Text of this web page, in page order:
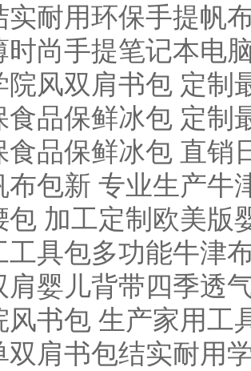
实耐用环保手提帆
时尚手提笔记本电
院风双肩书包 定制
食品保鲜冰包 定制
食品保鲜冰包 直销
布包新 专业生产牛
包 加工定制欧美版
工具包多功能牛津
肩婴儿背带四季透
风书包 生产家用工
双肩书包结实耐用